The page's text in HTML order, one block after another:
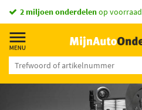
Vandaag besteld,morgen in huis *
2 miljoen onderdelenop voorraad